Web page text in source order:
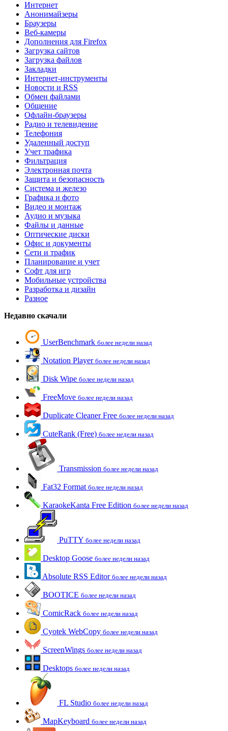
Интернет
Анонимайзеры
Браузеры
Веб-камеры
Дополнения для Firefox
Загрузка сайтов
Загрузка файлов
Закладки
Интернет-инструменты
Новости и RSS
Обмен файлами
Общение
Офлайн-браузеры
Радио и телевидение
Телефония
Удаленный доступ
Учет трафика
Фильтрация
Электронная почта
Защита и безопасность
Система и железо
Графика и фото
Видео и монтаж
Аудио и музыка
Файлы и данные
Оптические диски
Офис и документы
Сети и трафик
Планирование и учет
Софт для игр
Мобильные устройства
Разработка и дизайн
Разное
Недавно скачали
UserBenchmark более недели назад
Notation Player более недели назад
Disk Wipe более недели назад
FreeMove более недели назад
Duplicate Cleaner Free более недели назад
CuteRank (Free) более недели назад
Transmission более недели назад
Fat32 Format более недели назад
KaraokeKanta Free Edition более недели назад
PuTTY более недели назад
Desktop Goose более недели назад
Absolute RSS Editor более недели назад
BOOTICE более недели назад
ComicRack более недели назад
Cyotek WebCopy более недели назад
ScreenWings более недели назад
Desktops более недели назад
FL Studio более недели назад
MapKeyboard более недели назад